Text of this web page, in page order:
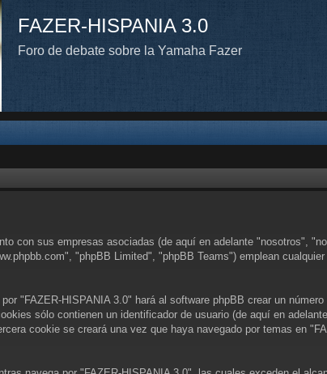
FAZER-HISPANIA 3.0
Foro de debate sobre la Yamaha Fazer
con sus empresas asociadas (de aquí en adelante "nosotros",
"phpBB Limited", "phpBB Teams") emplean
"FAZER-HISPANIA 3.0" hará al software phpBB crear un
sólo contienen un identificador de usuario (de aquí en
cookie se creará una vez que haya navegado por temas en